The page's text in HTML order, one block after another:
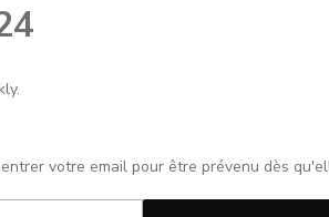
votre email pour être prévenu dès